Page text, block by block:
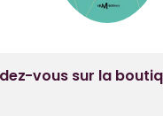
vous sur la